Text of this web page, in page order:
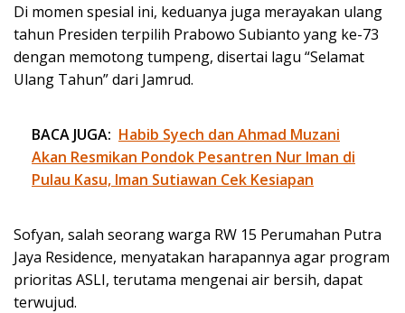
Di momen spesial ini, keduanya juga merayakan ulang
tahun Presiden terpilih Prabowo Subianto yang ke-73
dengan memotong tumpeng, disertai lagu “Selamat
Ulang Tahun” dari Jamrud.
BACA JUGA: Habib Syech dan Ahmad Muzani
Akan Resmikan Pondok Pesantren Nur Iman di
Pulau Kasu, Iman Sutiawan Cek Kesiapan
Sofyan, salah seorang warga RW 15 Perumahan Putra
Jaya Residence, menyatakan harapannya agar program
prioritas ASLI, terutama mengenai air bersih, dapat
terwujud.